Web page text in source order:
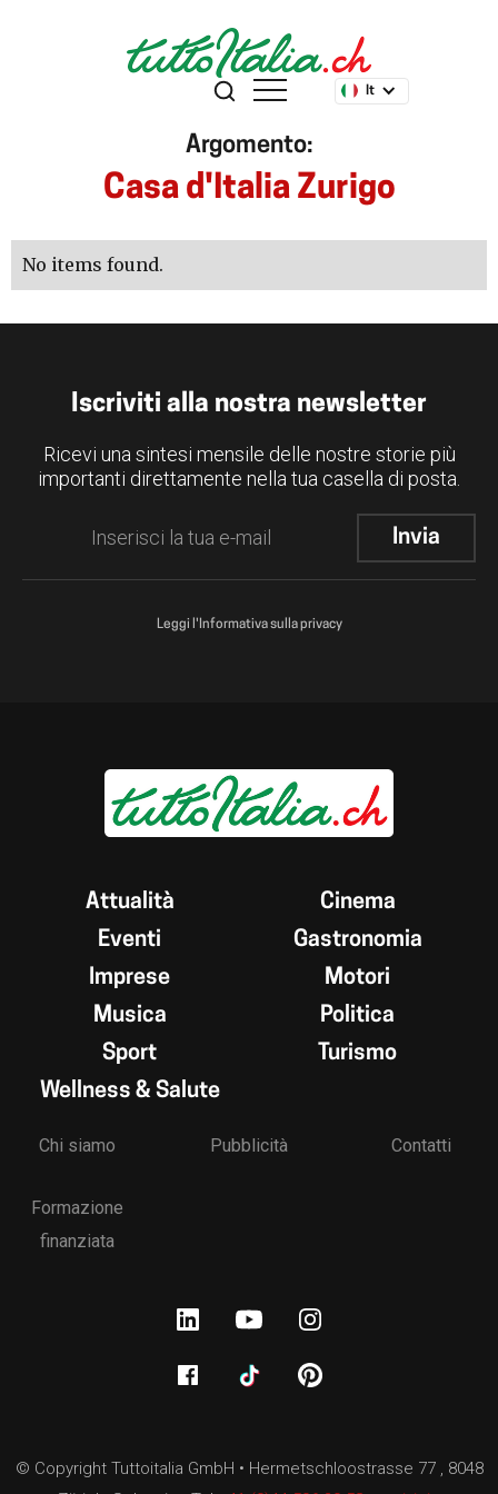
It
Argomento:
Casa d'Italia Zurigo
No items found.
Iscriviti alla nostra newsletter
Ricevi una sintesi mensile delle nostre storie più
importanti direttamente nella tua casella di posta.
Leggi l'Informativa sulla privacy
Attualità
Cinema
Eventi
Gastronomia
Imprese
Motori
Musica
Politica
Sport
Turismo
Wellness & Salute
Chi siamo Pubblicità Contatti
Formazione
finanziata
© Copyright Tuttoitalia GmbH • Hermetschloostrasse 77 , 8048